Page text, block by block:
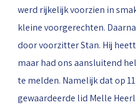
werd rijkelijk voorzien in
kleine voorgerechten.
door voorzitter Stan. Hij
maar had ons aansluitend
te melden. Namelijk dat op
gewaardeerde lid Melle